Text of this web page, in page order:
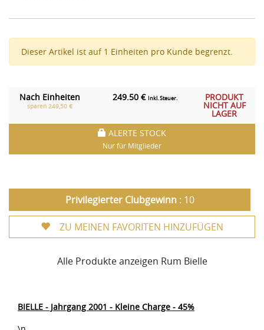
Dieser Artikel ist auf 1 Einheiten pro Kunde begrenzt.
Nach Einheiten
sparen 249,50 €
249.50 €Inkl. Steuer. PRODUKT
NICHT AUF
LAGER
ALERTE STOCK
Nur für Mitglieder
Privilegierter Clubgewinn: 10
ZU MEINEN FAVORITEN HINZUFÜGEN
Alle Produkte anzeigen Rum Bielle
BIELLE - Jahrgang 2001 - Kleine Charge - 45%